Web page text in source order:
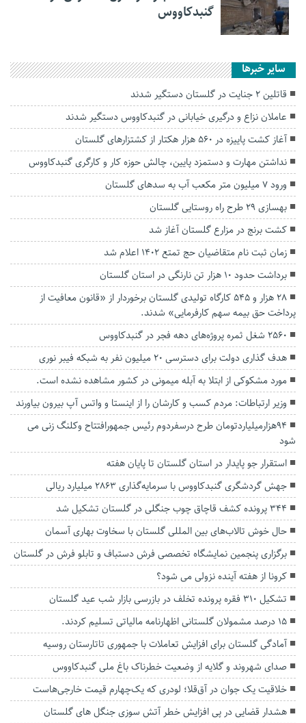
گنبدکاووس
سایر خبرها
قاتلین ۲ جنایت در گلستان دستگیر شدند
عاملان نزاع و درگیری خیابانی در گنبدکاووس دستگیر شدند
آغاز کشت پاییزه در ۵۶۰ هزار هکتار از کشتزارهای گلستان
نداشتن مهارت و دستمزد پایین، چالش حوزه کار و کارگری گنبدکاووس
ورود ۷ میلیون متر مکعب آب به سد‌های گلستان
بهسازی ۲۹ طرح راه روستایی گلستان
کشت برنج در مزارع گلستان آغاز شد
زمان ثبت نام متقاضیان حج تمتع ۱۴۰۲ اعلام شد
برداشت حدود ۱۰ هزار تن نارنگی در استان گلستان
۲۸ هزار و ۵۴۵ کارگاه تولیدی گلستان برخوردار از «قانون معافیت از
پرداخت حق بیمه سهم کارفرمایی» شدند.
۲۵۶۰ شغل ثمره پروژه‌های دهه فجر در گنبدکاووس
هدف گذاری دولت برای دسترسی ۲۰ میلیون نفر به شبکه فیبر نوری
مورد مشکوکی از ابتلا به آبله میمونی در کشور مشاهده نشده است.
وزیر ارتباطات: مردم کسب و کارشان را از اینستا و واتس آپ بیرون بیاورند
۹۴هزارمیلیاردتومان طرح درسفردوم رئیس جمهورافتتاح وکلنگ زنی می
شود
استقرار جو پایدار در استان گلستان تا پایان هفته
جهش گردشگری گنبدکاووس با سرمایه‌گذاری ۲۸۶۳ میلیارد ریالی
۳۴۴ پرونده کشف قاچاق چوب جنگلی در گلستان تشکیل شد
حال خوش تالاب‌های بین المللی گلستان با سخاوت بهاری آسمان
برگزاری پنجمین نمایشگاه تخصصی فرش دستباف و تابلو فرش در گلستان
کرونا از هفته آینده نزولی می شود؟
تشکیل ۳۱۰ فقره پرونده تخلف در بازرسی‌ بازار شب عید گلستان
۱۵ درصد مشمولان گلستانی اظهارنامه مالیاتی تسلیم کردند.
آمادگی گلستان برای افزایش تعاملات با جمهوری تاتارستان روسیه
صدای شهروند و گلایه از وضعیت خطرناک باغ ملی گنبدکاووس
خلاقیت یک جوان در آق‌قلا؛ لودری که یک‌چهارم قیمت خارجی‌هاست
هشدار قضایی در پی افزایش خطر آتش سوزی جنگل های گلستان